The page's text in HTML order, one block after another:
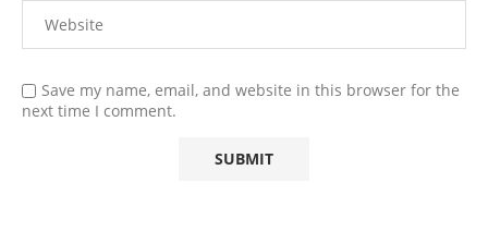
Save my name, email, and website in this browser for the
next time I comment.